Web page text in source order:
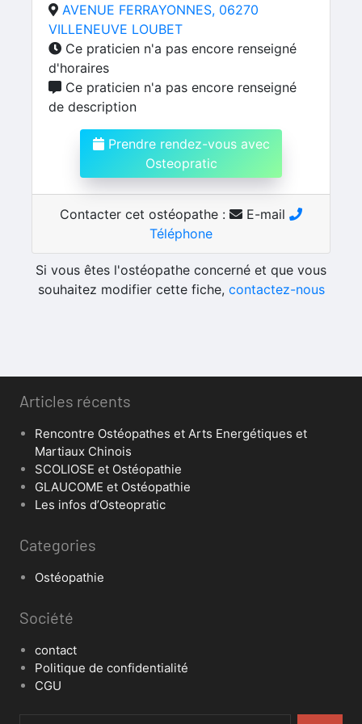
AVENUE FERRAYONNES, 06270
VILLENEUVE LOUBET
Ce praticien n'a pas encore renseigné
d'horaires
Ce praticien n'a pas encore renseigné
de description
Prendre rendez-vous avec
Osteopratic
Contacter cet ostéopathe :
E-mail
Téléphone
Si vous êtes l'ostéopathe concerné et que vous
souhaitez modifier cette fiche, contactez-nous
Articles récents
Rencontre Ostéopathes et Arts Energétiques et
Martiaux Chinois
SCOLIOSE et Ostéopathie
GLAUCOME et Ostéopathie
Les infos d’Osteopratic
Categories
Ostéopathie
Société
contact
Politique de confidentialité
CGU